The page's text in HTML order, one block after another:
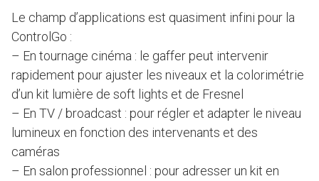
Le champ d’applications est quasiment infini pour la
ControlGo :
– En tournage cinéma : le gaffer peut intervenir
rapidement pour ajuster les niveaux et la colorimétrie
d’un kit lumière de soft lights et de Fresnel
– En TV / broadcast : pour régler et adapter le niveau
lumineux en fonction des intervenants et des
caméras
– En salon professionnel : pour adresser un kit en